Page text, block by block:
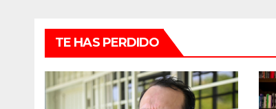
TE HAS PERDIDO